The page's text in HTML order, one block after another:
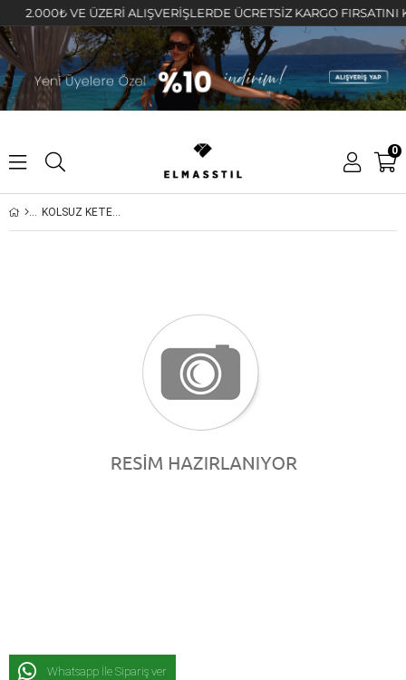
2.000₺ VE ÜZERİ ALIŞVERİŞLERDE ÜCRETSİZ KARGO FIRSATINI
0
KOLSUZ KETEN BLUZ/6568
Whatsapp İle Sipariş ver